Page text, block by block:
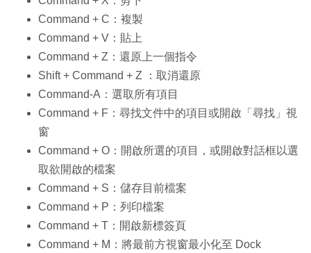
Command + C：複製
Command + V：貼上
Command + Z：還原上一個指令
Shift + Command + Z ：取消還原
Command-A：選取所有項目
Command + F：尋找文件中的項目或開啟「尋找」視
窗
Command + O：開啟所選的項目，或開啟對話框以選
取欲開啟的檔案
Command + S：儲存目前檔案
Command + P：列印檔案
Command + T：開啟新標簽頁
Command + M：將最前方視窗最小化至 Dock